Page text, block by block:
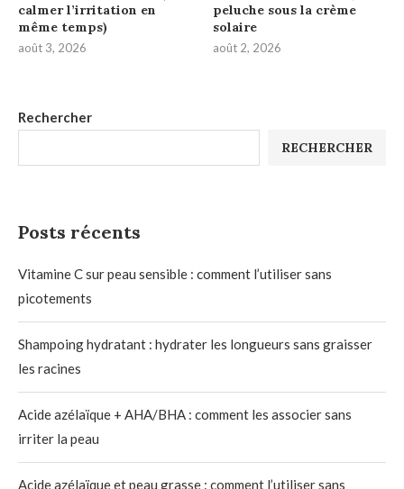
Rechercher
RECHERCHER
Posts récents
Vitamine C sur peau sensible : comment l’utiliser sans
picotements
Shampoing hydratant : hydrater les longueurs sans graisser
les racines
Acide azélaïque + AHA/BHA : comment les associer sans
irriter la peau
Acide azélaïque et peau grasse : comment l’utiliser sans
calmer l’irritation en
même temps)
août 3, 2026
peluche sous la crème
solaire
août 2, 2026